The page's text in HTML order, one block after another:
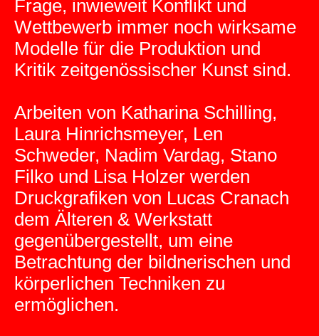
Frage, inwieweit Konflikt und
Wettbewerb immer noch wirksame
Modelle für die Produktion und
Kritik zeitgenössischer Kunst sind.
Arbeiten von Katharina Schilling,
Laura Hinrichsmeyer, Len
Schweder, Nadim Vardag, Stano
Filko und Lisa Holzer werden
Druckgrafiken von Lucas Cranach
dem Älteren & Werkstatt
gegenübergestellt, um eine
Betrachtung der bildnerischen und
körperlichen Techniken zu
ermöglichen.